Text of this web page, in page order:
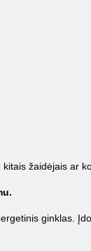
žaidėjais ar
ginklas.